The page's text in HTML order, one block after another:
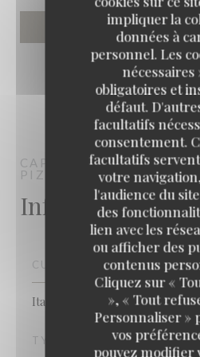
impliquer la
données à
personnel. Les
nécessaires
obligatoires et
défaut.
facultatifs
consentement.
facultatifs
votre
l'audience du
des
lien avec les
ou afficher des
contenus
Cliquez sur «
», « Tout
Personnaliser »
vos
pouvez modifier
CAPRICCIOSA
PIZZERIA
STRASBOURG
Infos pratiques
CUISINE
Italienne
TYPE DE RESTAURANT